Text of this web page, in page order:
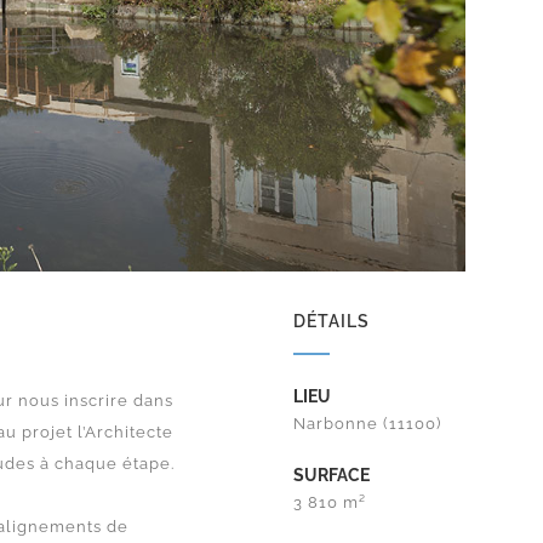
nous inscrire dans
projet l’Architecte
à chaque étape.
de
DÉTAILS
LIEU
Narbonne (11100)
SURFACE
3 810 m²